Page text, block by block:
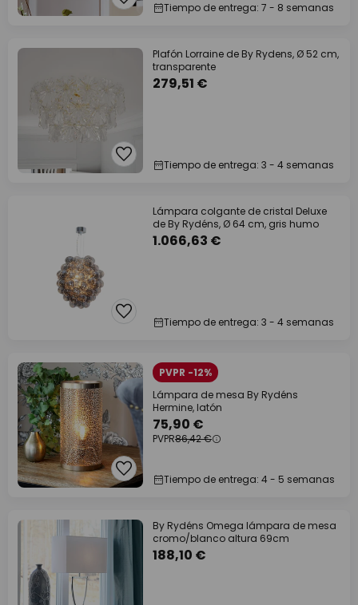
Tiempo de entrega: 7 - 8 semanas
Plafón Lorraine de By Rydens, Ø 52 cm,
transparente
279,51 €
Tiempo de entrega: 3 - 4 semanas
Lámpara colgante de cristal Deluxe
de By Rydéns, Ø 64 cm, gris humo
1.066,63 €
Tiempo de entrega: 3 - 4 semanas
PVPR -12%
Lámpara de mesa By Rydéns
Hermine, latón
75,90 €
PVPR86,42 €
Tiempo de entrega: 4 - 5 semanas
By Rydéns Omega lámpara de mesa
cromo/blanco altura 69cm
188,10 €